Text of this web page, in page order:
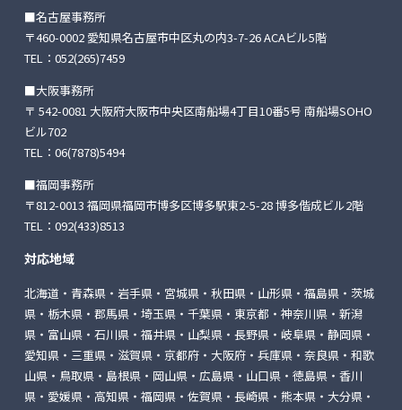
■名古屋事務所
〒460-0002 愛知県名古屋市中区丸の内3-7-26ACAビル5階
TEL： 052(265)7459
■大阪事務所
〒 542-0081 大阪府大阪市中央区南船場4丁目10番5号 南船場SOHO
ビル702
TEL： 06(7878)5494
■福岡事務所
〒812-0013 福岡県福岡市博多区博多駅東2-5-28博多偕成ビル2階
TEL： 092(433)8513
対応地域
北海道・青森県・岩手県・宮城県・秋田県・山形県・福島県・茨城
県・栃木県・郡馬県・埼玉県・千葉県・東京都・神奈川県・新潟
県・富山県・石川県・福井県・山梨県・長野県・岐阜県・静岡県・
愛知県・三重県・滋賀県・京都府・大阪府・兵庫県・奈良県・和歌
山県・鳥取県・島根県・岡山県・広島県・山口県・徳島県・香川
県・愛媛県・高知県・福岡県・佐賀県・長崎県・熊本県・大分県・